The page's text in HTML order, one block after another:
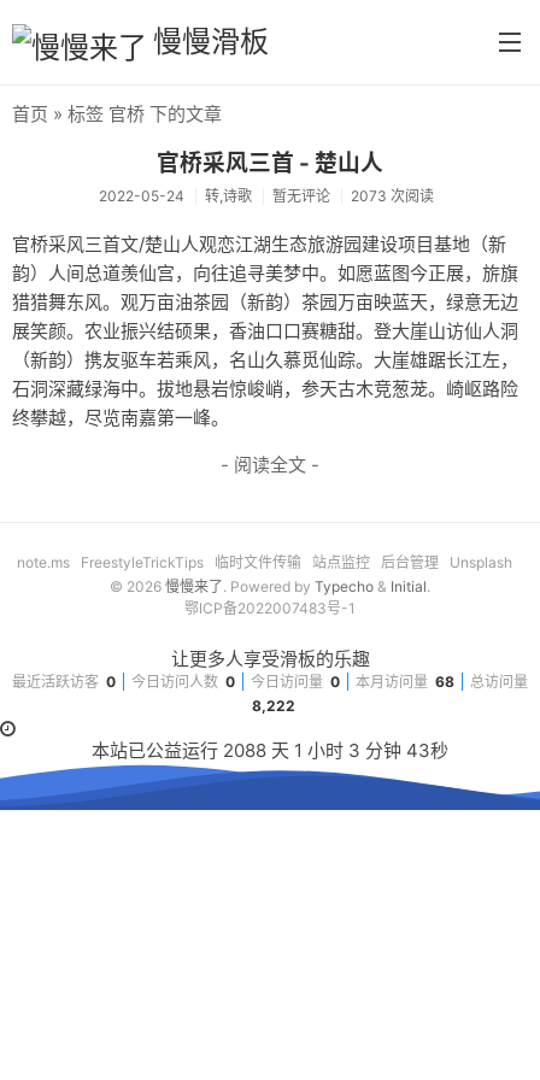
慢慢滑板
分类
默认分类
生活
慢慢读书
tool
每日分享
音乐
转
工具
限免
诗歌
买买买
首页 » 标签 官桥 下的文章
官桥采风三首 - 楚山人
2022-05-24 转,诗歌 暂无评论 2073 次阅读
官桥采风三首文/楚山人观恋江湖生态旅游园建设项目基地（新
韵）人间总道羡仙宫，向往追寻美梦中。如愿蓝图今正展，旂旗
猎猎舞东风。观万亩油茶园（新韵）茶园万亩映蓝天，绿意无边
展笑颜。农业振兴结硕果，香油口口赛糖甜。登大崖山访仙人洞
（新韵）携友驱车若乘风，名山久慕觅仙踪。大崖雄踞长江左，
石洞深藏绿海中。拔地悬岩惊峻峭，参天古木竞葱茏。崎岖路险
终攀越，尽览南嘉第一峰。
- 阅读全文 -
note.ms FreestyleTrickTips 临时文件传输 站点监控 后台管理
Unsplash
© 2026 慢慢来了. Powered by Typecho & Initial.
鄂ICP备2022007483号-1
让更多人享受滑板的乐趣
最近活跃访客 0 今日访问人数 0 今日访问量 0 本月访问量 68
总访问量
8,222
本站已公益运行 2088 天 1 小时 3 分钟 43秒